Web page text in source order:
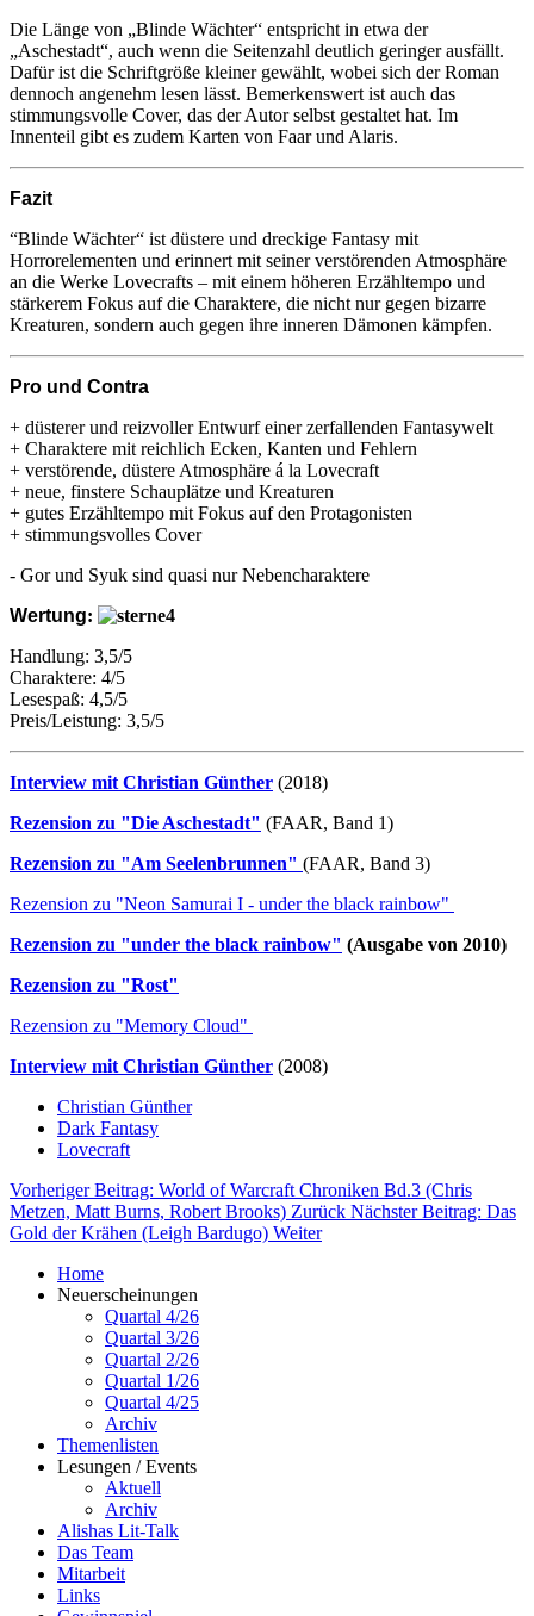
Die Länge von „Blinde Wächter“ entspricht in etwa der
„Aschestadt“, auch wenn die Seitenzahl deutlich geringer ausfällt.
Dafür ist die Schriftgröße kleiner gewählt, wobei sich der Roman
dennoch angenehm lesen lässt. Bemerkenswert ist auch das
stimmungsvolle Cover, das der Autor selbst gestaltet hat. Im
Innenteil gibt es zudem Karten von Faar und Alaris.
Fazit
“Blinde Wächter“ ist düstere und dreckige Fantasy mit
Horrorelementen und erinnert mit seiner verstörenden Atmosphäre
an die Werke Lovecrafts – mit einem höheren Erzähltempo und
stärkerem Fokus auf die Charaktere, die nicht nur gegen bizarre
Kreaturen, sondern auch gegen ihre inneren Dämonen kämpfen.
Pro und Contra
+ düsterer und reizvoller Entwurf einer zerfallenden Fantasywelt
+ Charaktere mit reichlich Ecken, Kanten und Fehlern
+ verstörende, düstere Atmosphäre á la Lovecraft
+ neue, finstere Schauplätze und Kreaturen
+ gutes Erzähltempo mit Fokus auf den Protagonisten
+ stimmungsvolles Cover
- Gor und Syuk sind quasi nur Nebencharaktere
Wertung:
Handlung: 3,5/5
Charaktere: 4/5
Lesespaß: 4,5/5
Preis/Leistung: 3,5/5
Interview mit Christian Günther (2018)
Rezension zu "Die Aschestadt" (FAAR, Band 1)
Rezension zu "Am Seelenbrunnen" (FAAR, Band 3)
Rezension zu "Neon Samurai I - under the black rainbow"
Rezension zu "under the black rainbow" (Ausgabe von 2010)
Rezension zu "Rost"
Rezension zu "Memory Cloud"
Interview mit Christian Günther (2008)
Christian Günther
Dark Fantasy
Lovecraft
Vorheriger Beitrag: World of Warcraft Chroniken Bd.3 (Chris
Metzen, Matt Burns, Robert Brooks) Zurück Nächster Beitrag: Das
Gold der Krähen (Leigh Bardugo) Weiter
Home
Neuerscheinungen
Quartal 4/26
Quartal 3/26
Quartal 2/26
Quartal 1/26
Quartal 4/25
Archiv
Themenlisten
Lesungen / Events
Aktuell
Archiv
Alishas Lit-Talk
Das Team
Mitarbeit
Links